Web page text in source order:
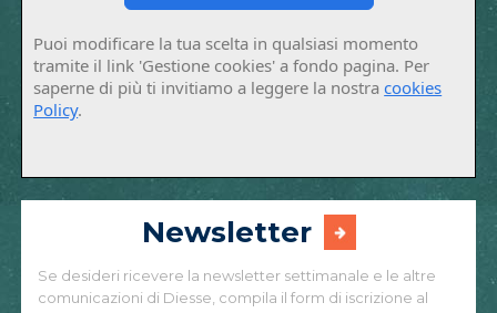
Puoi modificare la tua scelta in qualsiasi momento
tramite il link 'Gestione cookies' a fondo pagina. Per
saperne di più ti invitiamo a leggere la nostracookies
Policy.
Newsletter
Se desideri ricevere la newsletter settimanale e le altre
comunicazioni di Diesse, compila il form di iscrizione al